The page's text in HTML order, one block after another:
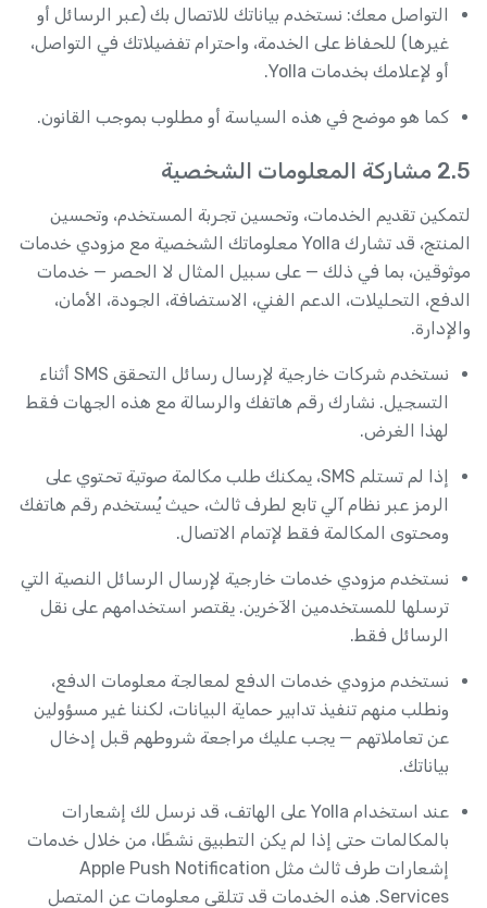
التواصل معك: نستخدم بياناتك للاتصال بك (عبر الرسائل أو
غيرها) للحفاظ على الخدمة، واحترام تفضيلاتك في التواصل،
أو لإعلامك بخدمات Yolla.
كما هو موضح في هذه السياسة أو مطلوب بموجب القانون.
2.5 مشاركة المعلومات الشخصية
لتمكين تقديم الخدمات، وتحسين تجربة المستخدم، وتحسين
المنتج، قد تشارك Yolla معلوماتك الشخصية مع مزودي خدمات
موثوقين، بما في ذلك — على سبيل المثال لا الحصر — خدمات
الدفع، التحليلات، الدعم الفني، الاستضافة، الجودة، الأمان،
والإدارة.
نستخدم شركات خارجية لإرسال رسائل التحقق SMS أثناء
التسجيل. نشارك رقم هاتفك والرسالة مع هذه الجهات فقط
لهذا الغرض.
إذا لم تستلم SMS، يمكنك طلب مكالمة صوتية تحتوي على
الرمز عبر نظام آلي تابع لطرف ثالث، حيث يُستخدم رقم هاتفك
ومحتوى المكالمة فقط لإتمام الاتصال.
نستخدم مزودي خدمات خارجية لإرسال الرسائل النصية التي
ترسلها للمستخدمين الآخرين. يقتصر استخدامهم على نقل
الرسائل فقط.
نستخدم مزودي خدمات الدفع لمعالجة معلومات الدفع،
ونطلب منهم تنفيذ تدابير حماية البيانات، لكننا غير مسؤولين
عن تعاملاتهم — يجب عليك مراجعة شروطهم قبل إدخال
بياناتك.
عند استخدام Yolla على الهاتف، قد نرسل لك إشعارات
بالمكالمات حتى إذا لم يكن التطبيق نشطًا، من خلال خدمات
إشعارات طرف ثالث مثل Apple Push Notification
Services. هذه الخدمات قد تتلقى معلومات عن المتصل